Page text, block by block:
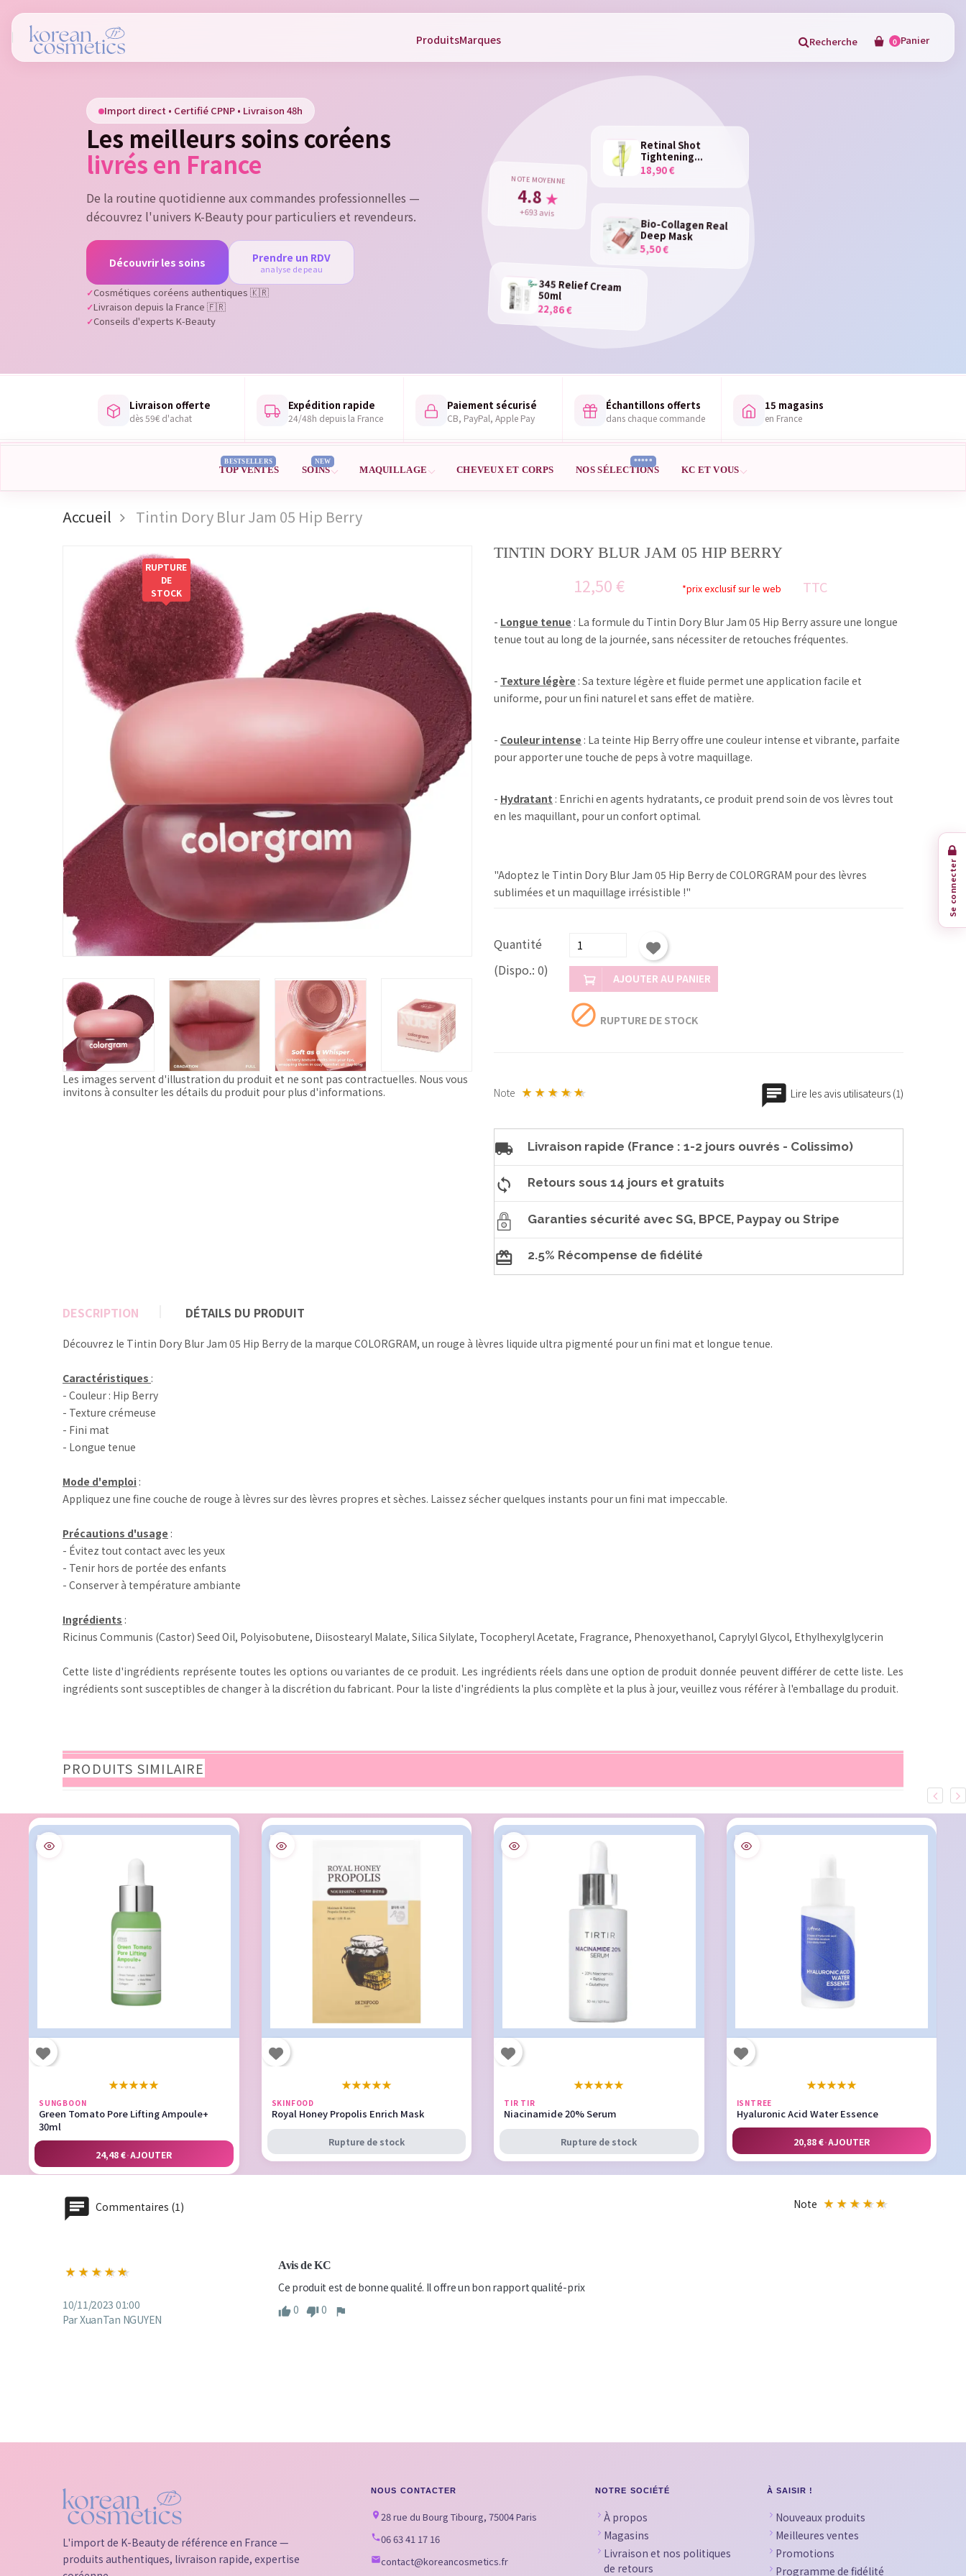
ProduitsMarques Recherche 0 Panier
Se connecter
Import direct • Certifié CPNP • Livraison 48h
Les meilleurs soins coréens
livrés en France
De la routine quotidienne aux commandes professionnelles —
découvrez l'univers K-Beauty pour particuliers et revendeurs.
Découvrir les soins Prendre un RDV
analyse de peau
Cosmétiques coréens authentiques 🇰🇷
Livraison depuis la France 🇫🇷
Conseils d'experts K-Beauty
Retinal Shot
Tightening...
18,90 €
345 Relief Cream
50ml
22,86 €
Bio-Collagen Real
Deep Mask
5,50 €
NOTE MOYENNE
4.8 ★
+693 avis
Livraison offerte
dès 59€ d'achat
Expédition rapide
24/48h depuis la France
Paiement sécurisé
CB, PayPal, Apple Pay
Échantillons offerts
dans chaque commande
15 magasins
en France
TOP VENTES
BESTSELLERS
SOINS
NEW
MAQUILLAGE CHEVEUX ET CORPS NOS SÉLECTIONS
*****
KC ET VOUS
Accueil Tintin Dory Blur Jam 05 Hip Berry
RUPTURE
DE
STOCK
Les images servent d'illustration du produit et ne sont pas contractuelles. Nous vous
invitons à consulter les détails du produit pour plus d'informations.
TINTIN DORY BLUR JAM 05 HIP BERRY
12,50 € *prix exclusif sur le web TTC
- Longue tenue : La formule du Tintin Dory Blur Jam 05 Hip Berry assure une longue
tenue tout au long de la journée, sans nécessiter de retouches fréquentes.
- Texture légère : Sa texture légère et fluide permet une application facile et
uniforme, pour un fini naturel et sans effet de matière.
- Couleur intense : La teinte Hip Berry offre une couleur intense et vibrante, parfaite
pour apporter une touche de peps à votre maquillage.
- Hydratant : Enrichi en agents hydratants, ce produit prend soin de vos lèvres tout
en les maquillant, pour un confort optimal.
"Adoptez le Tintin Dory Blur Jam 05 Hip Berry de COLORGRAM pour des lèvres
sublimées et un maquillage irrésistible !"
Quantité
(Dispo.: 0)
AJOUTER AU PANIER
block RUPTURE DE STOCK
Note Lire les avis utilisateurs (1)
Livraison rapide (France : 1-2 jours ouvrés - Colissimo)
Retours sous 14 jours et gratuits
Garanties sécurité avec SG, BPCE, Paypay ou Stripe
2.5% Récompense de fidélité
DESCRIPTION DÉTAILS DU PRODUIT
Découvrez le Tintin Dory Blur Jam 05 Hip Berry de la marque COLORGRAM, un rouge à lèvres liquide ultra pigmenté pour un fini mat et longue tenue.
Caractéristiques :
- Couleur : Hip Berry
- Texture crémeuse
- Fini mat
- Longue tenue
Mode d'emploi :
Appliquez une fine couche de rouge à lèvres sur des lèvres propres et sèches. Laissez sécher quelques instants pour un fini mat impeccable.
Précautions d'usage :
- Évitez tout contact avec les yeux
- Tenir hors de portée des enfants
- Conserver à température ambiante
Ingrédients :
Ricinus Communis (Castor) Seed Oil, Polyisobutene, Diisostearyl Malate, Silica Silylate, Tocopheryl Acetate, Fragrance, Phenoxyethanol, Caprylyl Glycol, Ethylhexylglycerin
Cette liste d'ingrédients représente toutes les options ou variantes de ce produit. Les ingrédients réels dans une option de produit donnée peuvent différer de cette liste. Les
ingrédients sont susceptibles de changer à la discrétion du fabricant. Pour la liste d'ingrédients la plus complète et la plus à jour, veuillez vous référer à l'emballage du produit.
PRODUITS SIMILAIRE
★★★★★
SUNGBOON
Green Tomato Pore Lifting Ampoule+
30ml
24,48 €·AJOUTER
★★★★★
SKINFOOD
Royal Honey Propolis Enrich Mask
Rupture de stock
★★★★★
TIR TIR
Niacinamide 20% Serum
Rupture de stock
★★★★★
ISNTREE
Hyaluronic Acid Water Essence
20,88 €·AJOUTER
Commentaires (1) Note
10/11/2023 01:00
Par XuanTan NGUYEN
Avis de KC
Ce produit est de bonne qualité. Il offre un bon rapport qualité-prix
0
0
L'import de K-Beauty de référence en France —
produits authentiques, livraison rapide, expertise
NOUS CONTACTER
28 rue du Bourg Tibourg, 75004 Paris
06 63 41 17 16
contact@koreancosmetics.fr
NOTRE SOCIÉTÉ
À propos
Magasins
Livraison et nos politiques
de retours
À SAISIR !
Nouveaux produits
Meilleures ventes
Promotions
Programme de fidélité
×
You need to be logged in to save products in your wish list.
Sign in